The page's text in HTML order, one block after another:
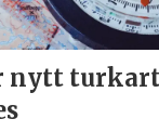
nytt